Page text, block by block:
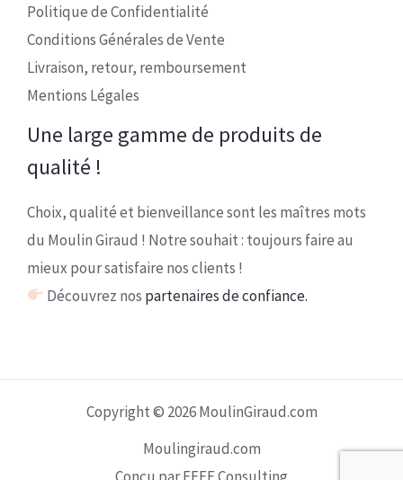
Politique de Confidentialité
Conditions Générales de Vente
Livraison, retour, remboursement
Mentions Légales
Une large gamme de produits de
qualité !
Choix, qualité et bienveillance sont les maîtres mots
du Moulin Giraud ! Notre souhait : toujours faire au
mieux pour satisfaire nos clients !
Découvrez nos partenaires de confiance.
Copyright © 2026 MoulinGiraud.com
Moulingiraud.com
Conçu par EEFF Consulting